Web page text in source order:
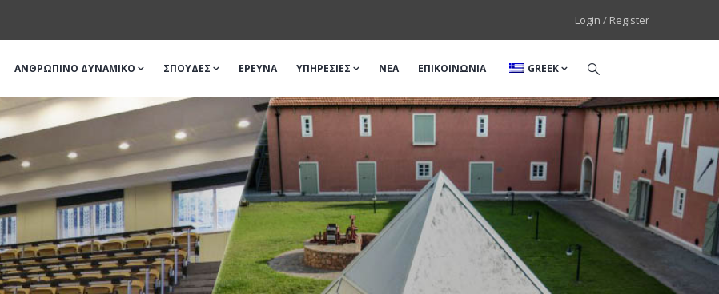
Login / Register
ΑΝΘΡΩΠΙΝΟ ΔΥΝΑΜΙΚΟ ΣΠΟΥΔΕΣ ΈΡΕΥΝΑ ΥΠΗΡΕΣΙΕΣ ΝΕΑ ΕΠΙΚΟΙΝΩΝΙΑ GREEK